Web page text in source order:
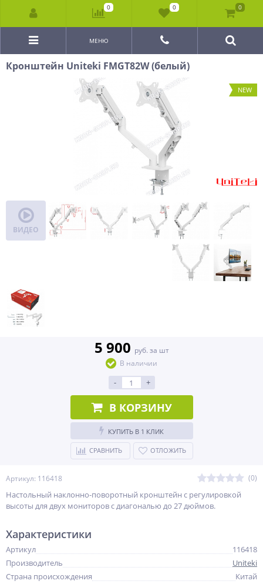
МЕНЮ
Кронштейн Uniteki FMGT82W (белый)
NEW
ВИДЕО
Артикул: 116418 (0)
Настольный наклонно-поворотный кронштейн с регулировкой
высоты для двух мониторов с диагональю до 27 дюймов.
5 900 руб. за шт
В наличии
- +
В КОРЗИНУ
КУПИТЬ В 1 КЛИК
СРАВНИТЬ ОТЛОЖИТЬ
Характеристики
Артикул
116418
Производитель
Uniteki
Страна происхождения
Китай
0 0 0